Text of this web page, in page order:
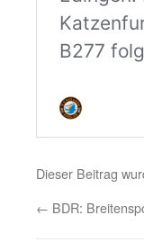
Dieser Beitrag
← BDR: